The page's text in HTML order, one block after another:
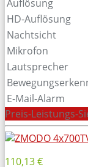
Auflösung
HD-Auflösung
Nachtsicht
Mikrofon
Lautsprecher
E-Mail-Alarm
Preis-Leistungs-
110,13 €